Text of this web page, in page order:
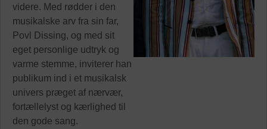
videre. Med rødder i den
musikalske arv fra sin far,
Povl Dissing, og med sit
eget personlige udtryk og
varme stemme, inviterer han
publikum ind i et musikalsk
univers præget af nærvær,
fortællelyst og kærlighed til
den gode sang.